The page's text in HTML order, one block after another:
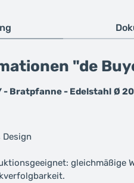
"de
- Bratpfanne - Edelstahl Ø
Design
gleichmäßige